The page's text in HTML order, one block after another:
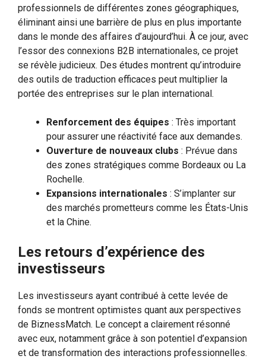
professionnels de différentes zones géographiques,
éliminant ainsi une barrière de plus en plus importante
dans le monde des affaires d’aujourd’hui. À ce jour, avec
l’essor des connexions B2B internationales, ce projet
se révèle judicieux. Des études montrent qu’introduire
des outils de traduction efficaces peut multiplier la
portée des entreprises sur le plan international.
Renforcement des équipes : Très important
pour assurer une réactivité face aux demandes.
Ouverture de nouveaux clubs : Prévue dans
des zones stratégiques comme Bordeaux ou La
Rochelle.
Expansions internationales : S’implanter sur
des marchés prometteurs comme les États-Unis
et la Chine.
Les retours d’expérience des
investisseurs
Les investisseurs ayant contribué à cette levée de
fonds se montrent optimistes quant aux perspectives
de BiznessMatch. Le concept a clairement résonné
avec eux, notamment grâce à son potentiel d’expansion
et de transformation des interactions professionnelles.